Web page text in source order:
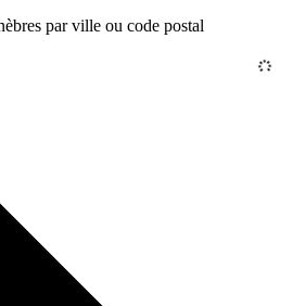
par ville ou code postal